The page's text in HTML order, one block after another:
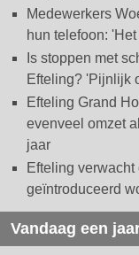
Medewerkers
hun telefoon:
Is stoppen met
Efteling? 'Pijnlijk
Efteling Grand
evenveel omzet
jaar
Efteling
geïntroduceerd
Vandaag een